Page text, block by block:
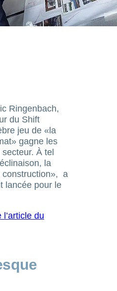
Ringenbach,
du Shift
jeu de «la
gagne les
À tel
la
construction», a
lancée pour le
du